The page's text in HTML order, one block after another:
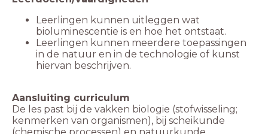
Leerlingen kunnen uitleggen wat
Leerlingen kunnen meerdere toepassingen
in de natuur en in de technologie of kunst
hiervan beschrijven.
De les past bij de vakken biologie (stofwisseling;
kenmerken van organismen), bij scheikunde